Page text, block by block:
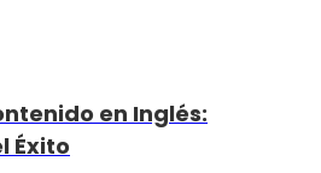
en Inglés:
Éxito